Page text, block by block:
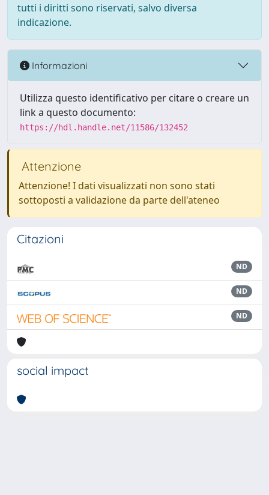
tutti i diritti sono riservati, salvo diversa
indicazione.
Informazioni
Utilizza questo identificativo per citare o creare un
link a questo documento:
https://hdl.handle.net/11586/132452
Attenzione
Attenzione! I dati visualizzati non sono stati
sottoposti a validazione da parte dell'ateneo
Citazioni
ND
ND
ND
social impact